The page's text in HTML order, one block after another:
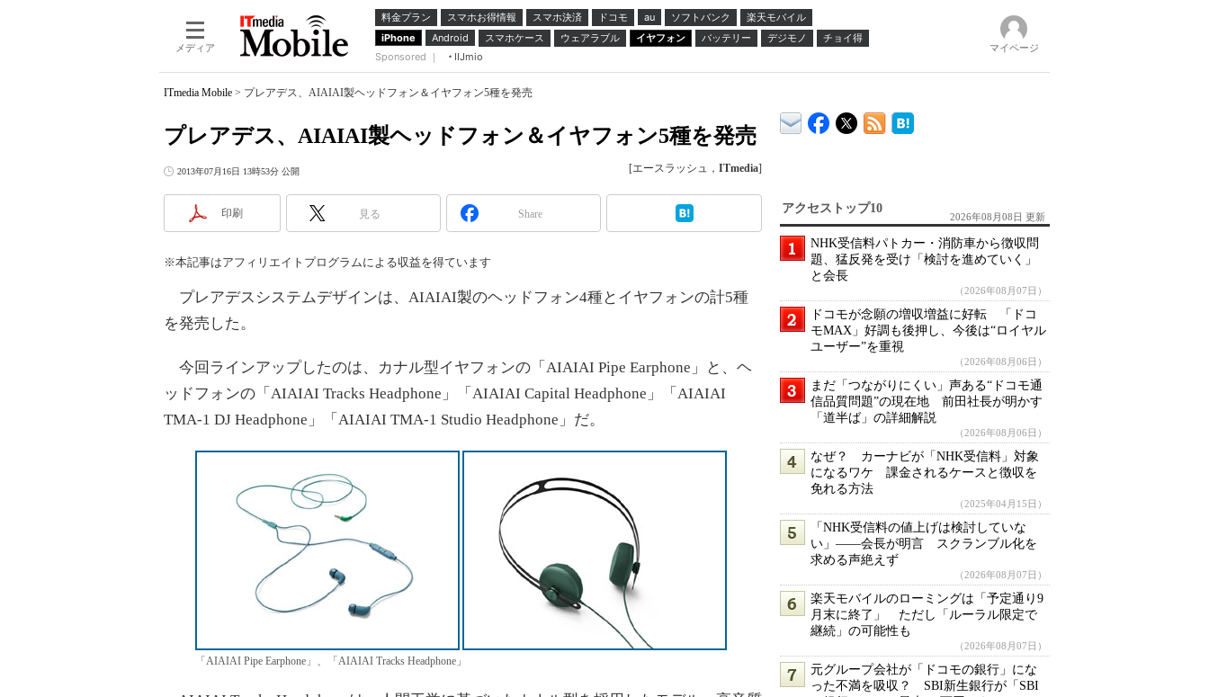
メディア
料金プラン スマホお得情報 スマホ決済 ドコモ au ソフトバンク
楽天モバイル
iPhone
Android スマホケース ウェアラブル イヤフォン バッテリー デジモノ
チョイ得
Sponsored ｜
IIJmio
マイページ
ITmedia Mobile > プレアデス、AIAIAI製ヘッドフォン＆イヤフォン5種を発売
プレアデス、AIAIAI製ヘッドフォン＆イヤフォン5種を発売
2013年07月16日 13時53分 公開 [エースラッシュ， ITmedia]
印刷 見る Share
※本記事はアフィリエイトプログラムによる収益を得ています
プレアデスシステムデザインは、AIAIAI製のヘッドフォン4種とイヤフォンの計5種
を発売した。
今回ラインアップしたのは、カナル型イヤフォンの「AIAIAI Pipe Earphone」と、ヘ
ッドフォンの「AIAIAI Tracks Headphone」「AIAIAI Capital Headphone」「AIAIAI
TMA-1 DJ Headphone」「AIAIAI TMA-1 Studio Headphone」だ。
「AIAIAI Pipe Earphone」、「AIAIAI Tracks Headphone」
アクセストップ10
2026年08月08日 更新
NHK受信料パトカー・消防車から徴収問
題、猛反発を受け「検討を進めていく」
と会長
（2026年08月07日）
ドコモが念願の増収増益に好転 「ドコ
モMAX」好調も後押し、今後は“ロイヤル
ユーザー”を重視
（2026年08月06日）
まだ「つながりにくい」声ある“ドコモ通
信品質問題”の現在地 前田社長が明かす
「道半ば」の詳細解説
（2026年08月06日）
なぜ？ カーナビが「NHK受信料」対象
になるワケ 課金されるケースと徴収を
免れる方法
（2025年04月15日）
「NHK受信料の値上げは検討していな
い」――会長が明言 スクランブル化を
求める声絶えず
（2026年08月07日）
楽天モバイルのローミングは「予定通り9
月末に終了」 ただし「ルーラル限定で
継続」の可能性も
（2026年08月07日）
元グループ会社が「ドコモの銀行」にな
った不満を吸収？ SBI新生銀行が「SBI